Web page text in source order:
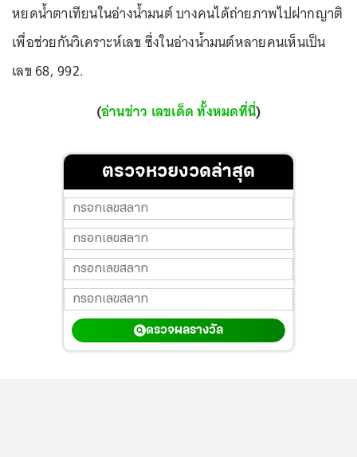
หยดน้ำตาเทียนในอ่างน้ำมนต์ บางคนได้ถ่ายภาพไปฝากญาติ
เพื่อช่วยกันวิเคราะห์เลข ซึ่งในอ่างน้ำมนต์หลายคนเห็นเป็น
เลข 68, 992.
(อ่านข่าว เลขเด็ด ทั้งหมดที่นี่)
ตรวจหวยงวดล่าสุด
ตรวจผลรางวัล